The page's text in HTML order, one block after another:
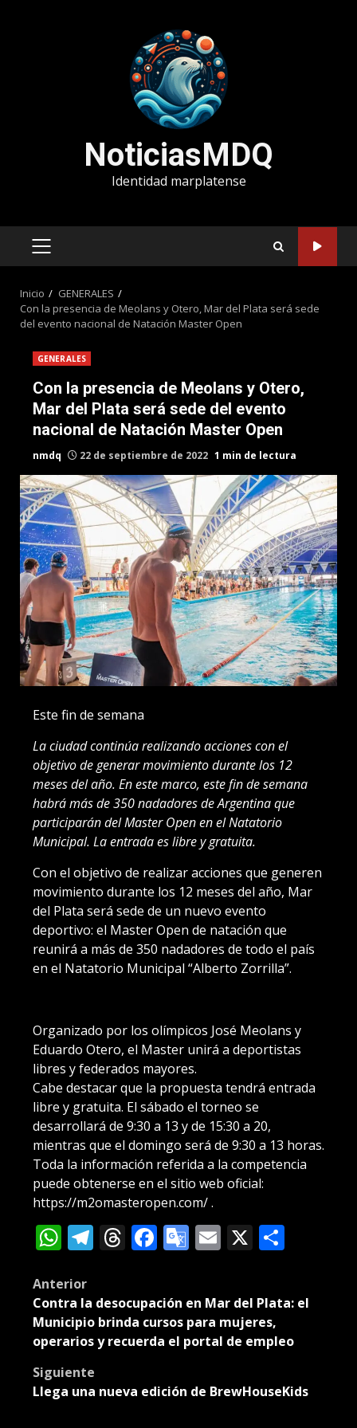
NoticiasMDQ
Identidad marplatense
MENÚ
Inicio
GENERALES
Con la presencia de Meolans y Otero, Mar del Plata será sede
del evento nacional de Natación Master Open
GENERALES
Con la presencia de Meolans y Otero,
Mar del Plata será sede del evento
nacional de Natación Master Open
nmdq 22 de septiembre de 2022 1 min de lectura
Este fin de semana
La ciudad continúa realizando acciones con el
objetivo de generar movimiento durante los 12
meses del año. En este marco, este fin de semana
habrá más de 350 nadadores de Argentina que
participarán del Master Open en el Natatorio
Municipal. La entrada es libre y gratuita.
Con el objetivo de realizar acciones que generen
movimiento durante los 12 meses del año, Mar
del Plata será sede de un nuevo evento
deportivo: el Master Open de natación que
reunirá a más de 350 nadadores de todo el país
en el Natatorio Municipal “Alberto Zorrilla”.
Organizado por los olímpicos José Meolans y
Eduardo Otero, el Master unirá a deportistas
libres y federados mayores.
Cabe destacar que la propuesta tendrá entrada
libre y gratuita. El sábado el torneo se
desarrollará de 9:30 a 13 y de 15:30 a 20,
mientras que el domingo será de 9:30 a 13 horas.
Toda la información referida a la competencia
puede obtenerse en el sitio web oficial:
https://m2omasteropen.com/.
WhatsApp
Telegram
Threads
Facebook
Google
Email
X
Post
navigation
Anterior
Contra la desocupación en Mar del Plata: el
Municipio brinda cursos para mujeres,
operarios y recuerda el portal de empleo
Siguiente
Llega una nueva edición de BrewHouseKids